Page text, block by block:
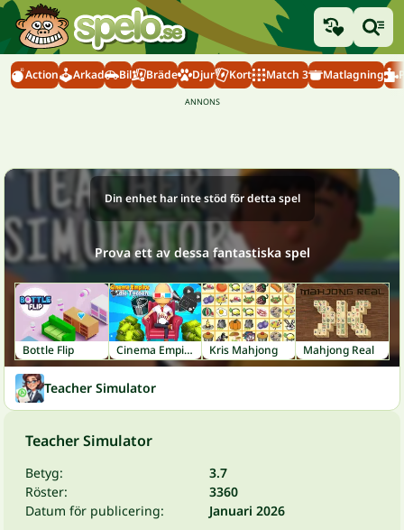
Action Arkad Bil Bräde Djur Kort Match 3 Matlagning
Din enhet har inte stöd för detta spel
Prova ett av dessa fantastiska spel
Bottle Flip Cinema Empire Idle Tycoon Kris Mahjong Mahjong Real
Teacher Simulator
Teacher Simulator
Betyg:
3.7
Röster:
3360
Datum för publicering:
Januari 2026